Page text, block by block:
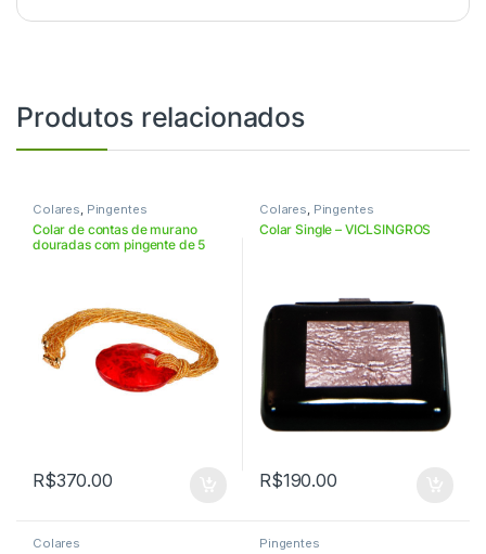
Produtos relacionados
Colares Pingentes
Colar de contas de murano
douradas com pingente de 5
R$370.00
Colares Pingentes
Colar Single – VICLSINGROS
R$190.00
Colares Pingentes